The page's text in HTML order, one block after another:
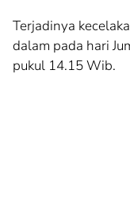
Terjadinya
dalam pada hari
pukul 14.15 Wib.